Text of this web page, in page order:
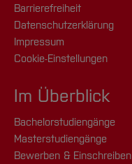
Barrierefreiheit
Datenschutzerklärung
Impressum
Cookie-Einstellungen
Im Überblick
Bachelorstudiengänge
Masterstudiengänge
Bewerben & Einschreiben